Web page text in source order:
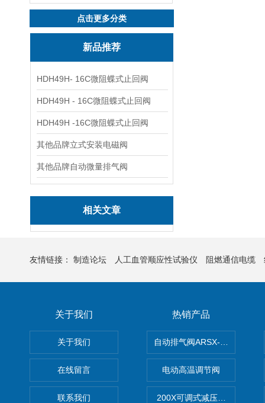
点击更多分类
新品推荐
HDH49H- 16C微阻蝶式止回阀
HDH49H - 16C微阻蝶式止回阀
HDH49H -16C微阻蝶式止回阀
其他品牌立式安装电磁阀
其他品牌自动微量排气阀
相关文章
友情链接： 制造论坛 人工血管顺应性试验仪 阻燃通信电缆
关于我们
关于我们
在线留言
联系我们
热销产品
自动排气阀ARSX-0015/
电动高温调节阀
200X可调式减压阀（减压稳